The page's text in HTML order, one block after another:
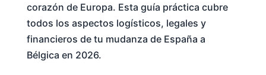
corazón de Europa. Esta guía práctica cubre
todos los aspectos logísticos, legales y
financieros de tu mudanza de España a
Bélgica en 2026.